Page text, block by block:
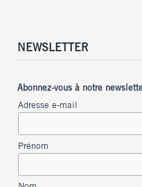
NEWSLETTER
Abonnez-vous à notre
Adresse e-mail
Prénom